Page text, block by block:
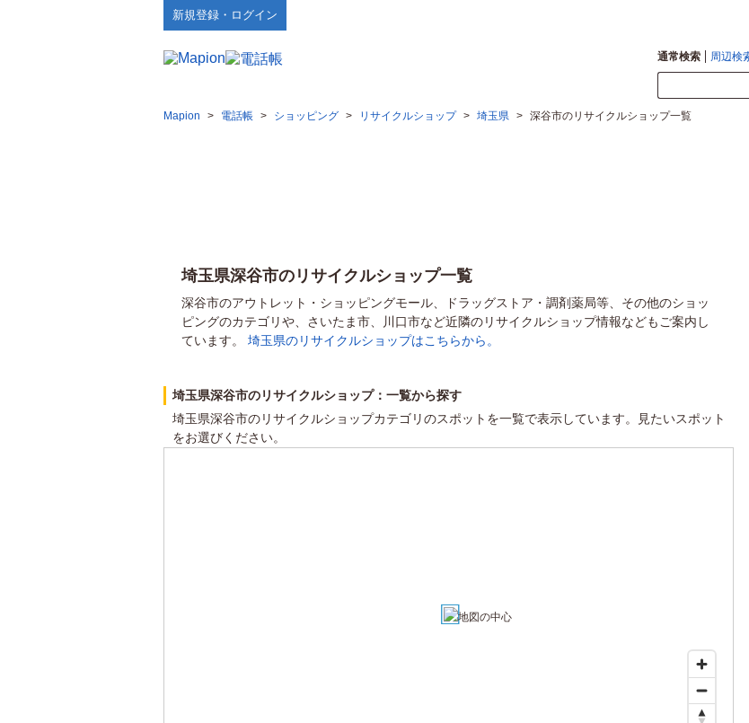
新規登録・ログイン
通常検索 周辺検
Mapion > 電話帳 > ショッピング > リサイクルショップ > 埼玉県 > 深谷市のリサイクルショップ一覧
埼玉県深谷市のリサイクルショップ一覧
深谷市のアウトレット・ショッピングモール、ドラッグストア・調剤薬局等、その他のショッ
ピングのカテゴリや、さいたま市、川口市など近隣のリサイクルショップ情報などもご案内し
ています。 埼玉県のリサイクルショップはこちらから。
埼玉県深谷市のリサイクルショップ：一覧から探す
埼玉県深谷市のリサイクルショップカテゴリのスポットを一覧で表示しています。見たいスポット
をお選びください。
1
2